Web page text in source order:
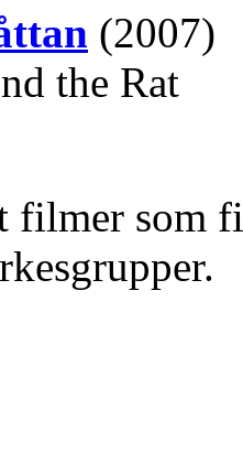
(2007)
the Rat
filmer som